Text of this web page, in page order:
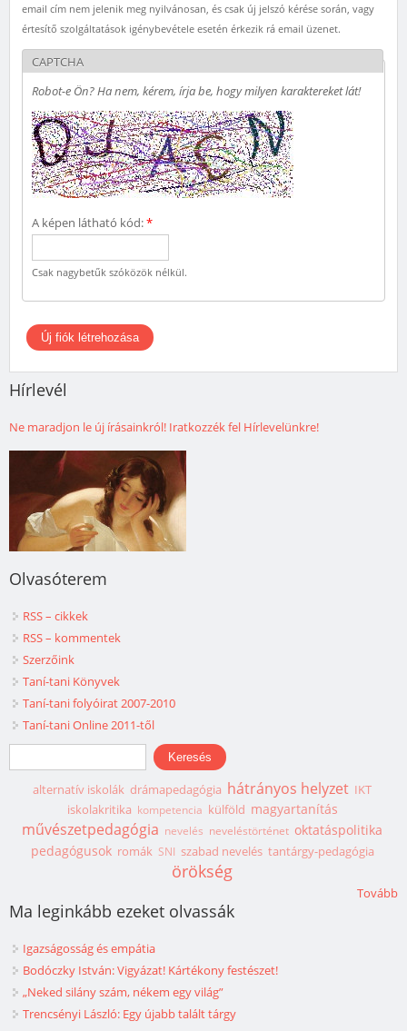
email cím nem jelenik meg nyilvánosan, és csak új jelszó kérése során, vagy
értesítő szolgáltatások igénybevétele esetén érkezik rá email üzenet.
CAPTCHA
Robot-e Ön? Ha nem, kérem, írja be, hogy milyen karaktereket lát!
A képen látható kód:*
Csak nagybetűk szóközök nélkül.
Hírlevél
Ne maradjon le új írásainkról! Iratkozzék fel Hírlevelünkre!
Olvasóterem
RSS – cikkek
RSS – kommentek
Szerzőink
Taní-tani Könyvek
Taní-tani folyóirat 2007-2010
Taní-tani Online 2011-től
Keresés űrlap
Keresés
alternatív iskolák drámapedagógia hátrányos helyzet IKT
iskolakritika kompetencia külföld magyartanítás
művészetpedagógia nevelés neveléstörténet oktatáspolitika
pedagógusok romák SNI szabad nevelés tantárgy-pedagógia
örökség
Tovább
Ma leginkább ezeket olvassák
Igazságosság és empátia
Bodóczky István: Vigyázat! Kártékony festészet!
„Neked silány szám, nékem egy világ”
Trencsényi László: Egy újabb talált tárgy